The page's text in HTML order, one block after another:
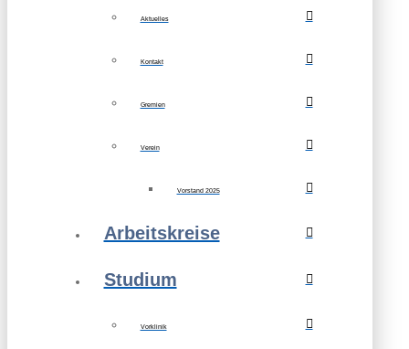
Aktuelles
Kontakt
Gremien
Verein
Vorstand 2025
Arbeitskreise
Studium
Vorklinik